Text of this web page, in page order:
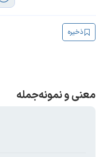
ذخیره
معنی و نمونه‌جمله